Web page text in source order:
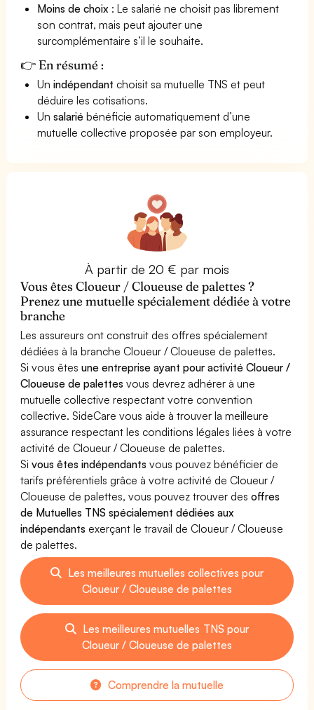
Moins de choix : Le salarié ne choisit pas librement
son contrat, mais peut ajouter une
surcomplémentaire s’il le souhaite.
👉 En résumé :
Unindépendant choisit sa mutuelle TNS et peut
déduire les cotisations.
Unsalarié bénéficie automatiquement d’une
mutuelle collective proposée par son employeur.
À partir de 20 € par mois
Vous êtes Cloueur / Cloueuse de palettes ?
Prenez une mutuelle spécialement dédiée à votre
branche
Les assureurs ont construit des offres spécialement
dédiées à la branche Cloueur / Cloueuse de palettes.
Si vous êtesune entreprise ayant pour activité Cloueur /
Cloueuse de palettes vous devrez adhérer à une
mutuelle collective respectant votre convention
collective. SideCare vous aide à trouver la meilleure
assurance respectant les conditions légales liées à votre
activité de Cloueur / Cloueuse de palettes.
Sivous êtes indépendants vous pouvez bénéficier de
tarifs préférentiels grâce à votre activité de Cloueur /
Cloueuse de palettes, vous pouvez trouver desoffres
de Mutuelles TNS spécialement dédiées aux
indépendants exerçant le travail de Cloueur / Cloueuse
de palettes.
Les meilleures mutuelles collectives pour
Cloueur / Cloueuse de palettes
Les meilleures mutuelles TNS pour
Cloueur / Cloueuse de palettes
Comprendre la mutuelle